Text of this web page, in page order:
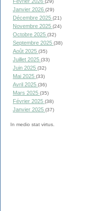
(29)
Janvier 2026 (29)
Décembre 2025 (21)
Novembre 2025 (24)
Octobre 2025 (32)
Septembre 2025 (38)
Août 2025 (35)
Juillet 2025 (33)
Juin 2025 (32)
Mai 2025 (33)
Avril 2025 (36)
Mars 2025 (35)
Février 2025 (38)
Janvier 2025 (37)
In medio stat virtus.